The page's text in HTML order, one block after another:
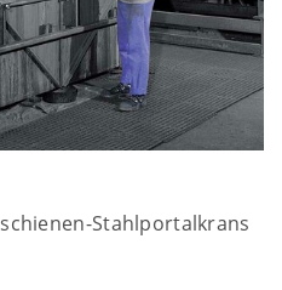
Stahlportalkrans